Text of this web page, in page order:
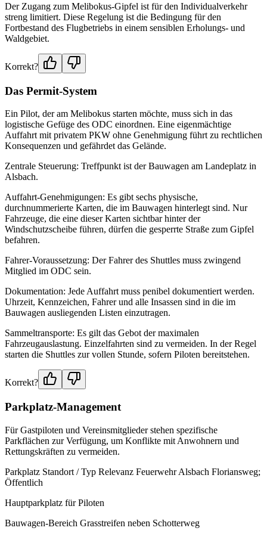
Der Zugang zum Melibokus-Gipfel ist für den Individualverkehr
streng limitiert. Diese Regelung ist die Bedingung für den
Fortbestand des Flugbetriebs in einem sensiblen Erholungs- und
Waldgebiet.
Korrekt?
Das Permit-System
Ein Pilot, der am Melibokus starten möchte, muss sich in das
logistische Gefüge des ODC einordnen. Eine eigenmächtige
Auffahrt mit privatem PKW ohne Genehmigung führt zu rechtlichen
Konsequenzen und gefährdet das Gelände.
Zentrale Steuerung: Treffpunkt ist der Bauwagen am Landeplatz in
Alsbach.
Auffahrt-Genehmigungen: Es gibt sechs physische,
durchnummerierte Karten, die im Bauwagen hinterlegt sind. Nur
Fahrzeuge, die eine dieser Karten sichtbar hinter der
Windschutzscheibe führen, dürfen die gesperrte Straße zum Gipfel
befahren.
Fahrer-Voraussetzung: Der Fahrer des Shuttles muss zwingend
Mitglied im ODC sein.
Dokumentation: Jede Auffahrt muss penibel dokumentiert werden.
Uhrzeit, Kennzeichen, Fahrer und alle Insassen sind in die im
Bauwagen ausliegenden Listen einzutragen.
Sammeltransporte: Es gilt das Gebot der maximalen
Fahrzeugauslastung. Einzelfahrten sind zu vermeiden. In der Regel
starten die Shuttles zur vollen Stunde, sofern Piloten bereitstehen.
Korrekt?
Parkplatz-Management
Für Gastpiloten und Vereinsmitglieder stehen spezifische
Parkflächen zur Verfügung, um Konflikte mit Anwohnern und
Rettungskräften zu vermeiden.
Parkplatz Standort / Typ Relevanz Feuerwehr Alsbach Floriansweg;
Öffentlich
Hauptparkplatz für Piloten
Bauwagen-Bereich Grasstreifen neben Schotterweg